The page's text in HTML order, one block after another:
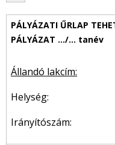
Állandó lakcím:
Helység:
Irányítószám: